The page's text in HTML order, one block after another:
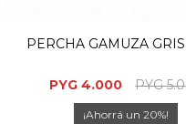
PERCHA GAMUZA
PYG 4.000 PYG
20